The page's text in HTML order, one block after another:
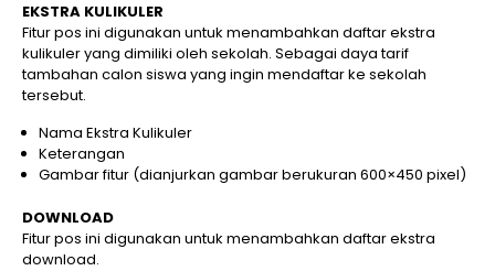
EKSTRA KULIKULER
Fitur pos ini digunakan untuk menambahkan daftar ekstra
kulikuler yang dimiliki oleh sekolah. Sebagai daya tarif
tambahan calon siswa yang ingin mendaftar ke sekolah
tersebut.
Nama Ekstra Kulikuler
Keterangan
Gambar fitur (dianjurkan gambar berukuran 600×450 pixel)
DOWNLOAD
Fitur pos ini digunakan untuk menambahkan daftar ekstra
download.